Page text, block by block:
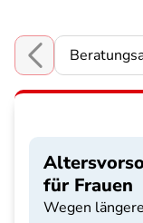
Choose a section
für Frauen
Wegen